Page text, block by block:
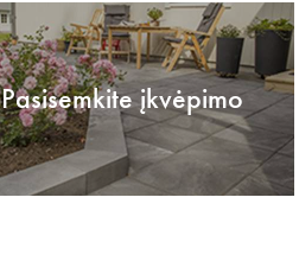
Pasisemkite įkvėpimo